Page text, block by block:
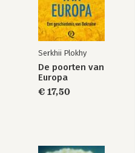
Serkhii Plokhy
De poorten van
Europa
€ 17,50